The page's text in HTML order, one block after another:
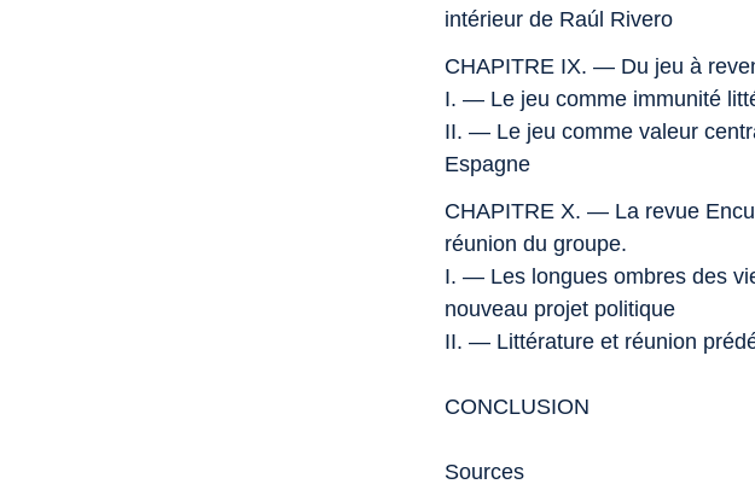
intérieur de Raúl Rivero
CHAPITRE IX. — Du jeu à
I. — Le jeu comme immunité
II. — Le jeu comme valeur
Espagne
CHAPITRE X. — La revue
réunion du groupe.
I. — Les longues ombres des
nouveau projet politique
II. — Littérature et réunion
CONCLUSION
Sources